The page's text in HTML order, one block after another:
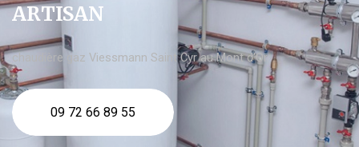
ARTISAN
chaudière gaz Viessmann Saint Cyr au Mont d'Or
09 72 66 89 55